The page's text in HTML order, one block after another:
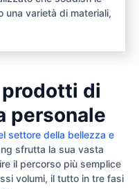
una varietà di materiali,
di
personale
settore della bellezza e
sfrutta la sua vasta
il percorso più semplice
volumi, il tutto in tre fasi